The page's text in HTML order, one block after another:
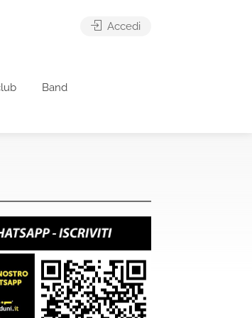
Band
Accedi